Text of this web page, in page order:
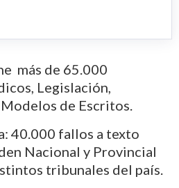
más de 65.000
Legislación,
de Escritos.
40.000 fallos a texto
Nacional y Provincial
tribunales del país.